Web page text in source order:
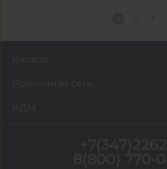
2
Каталог
Розничная сеть
КДМ
8(800) 770-